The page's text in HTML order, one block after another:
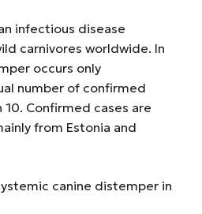
infectious disease
carnivores worldwide. In
occurs only
number of confirmed
10. Confirmed cases are
from Estonia and
canine distemper in